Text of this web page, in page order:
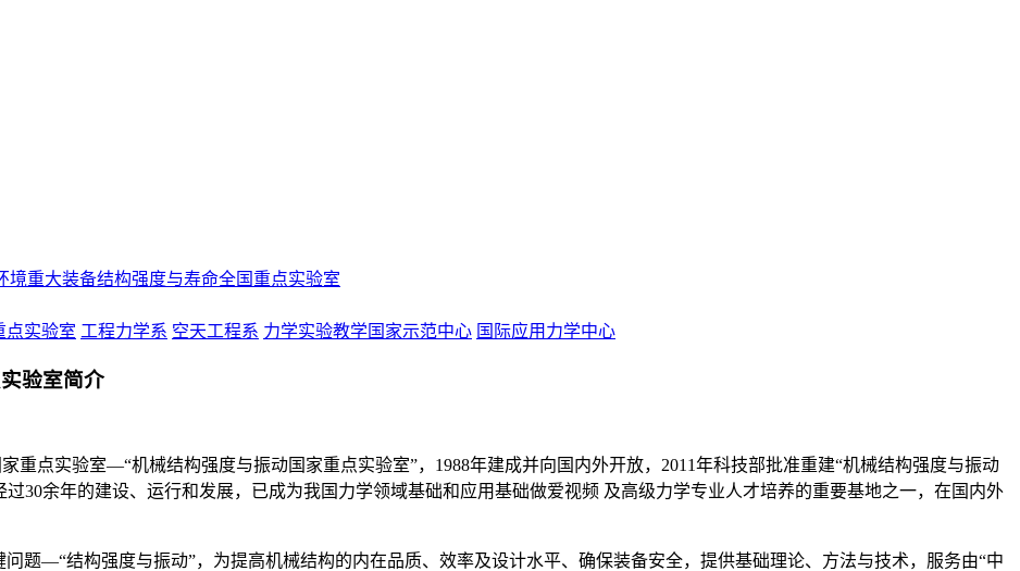
境重大装备结构强度与寿命全国重点实验室
点实验室 工程力学系 空天工程系 力学实验教学国家示范中心 国际应用力学中心
验室简介
重点实验室—“机械结构强度与振动国家重点实验室”，1988年建成并向国内外开放，2011年科技部批准重建“机械结构强度与振动
30余年的建设、运行和发展，已成为我国力学领域基础和应用基础做爱视频 及高级力学专业人才培养的重要基地之一，在国内外
题—“结构强度与振动”，为提高机械结构的内在品质、效率及设计水平、确保装备安全，提供基础理论、方法与技术，服务由“中